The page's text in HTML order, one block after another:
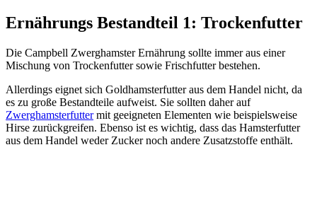
Ernährungs Bestandteil 1: Trockenfutter
Die Campbell Zwerghamster Ernährung sollte immer aus einer
Mischung von Trockenfutter sowie Frischfutter bestehen.
Allerdings eignet sich Goldhamsterfutter aus dem Handel nicht, da
es zu große Bestandteile aufweist. Sie sollten daher auf
Zwerghamsterfuttermit geeigneten Elementen wie beispielsweise
Hirse zurückgreifen. Ebenso ist es wichtig, dass das Hamsterfutter
aus dem Handel weder Zucker noch andere Zusatzstoffe enthält.